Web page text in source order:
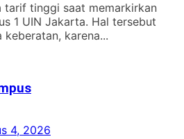
tarif tinggi saat memarkirkan
1 UIN Jakarta. Hal tersebut
karena...
4, 2026